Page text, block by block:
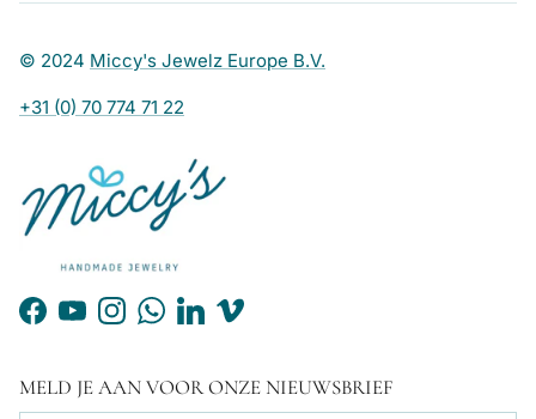
© 2024 Miccy's Jewelz Europe B.V.
+31 (0) 70 774 71 22
Facebook
YouTubeInstagramWhatsApp
LinkedInVimeo
MELD JE AAN VOOR ONZE NIEUWSBRIEF